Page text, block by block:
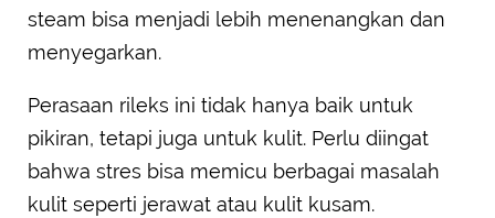
steam bisa menjadi lebih menenangkan dan
menyegarkan.
Perasaan rileks ini tidak hanya baik untuk
pikiran, tetapi juga untuk kulit. Perlu diingat
bahwa stres bisa memicu berbagai masalah
kulit seperti jerawat atau kulit kusam.